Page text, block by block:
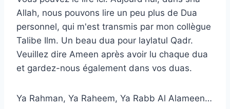
Allah, nous pouvons lire un peu plus de Dua
personnel, qui m'est transmis par mon collègue
Talibe Ilm. Un beau dua pour laylatul Qadr.
Veuillez dire Ameen après avoir lu chaque dua
et gardez-nous également dans vos duas.
Ya Rahman, Ya Raheem, Ya Rabb Al Alameen…